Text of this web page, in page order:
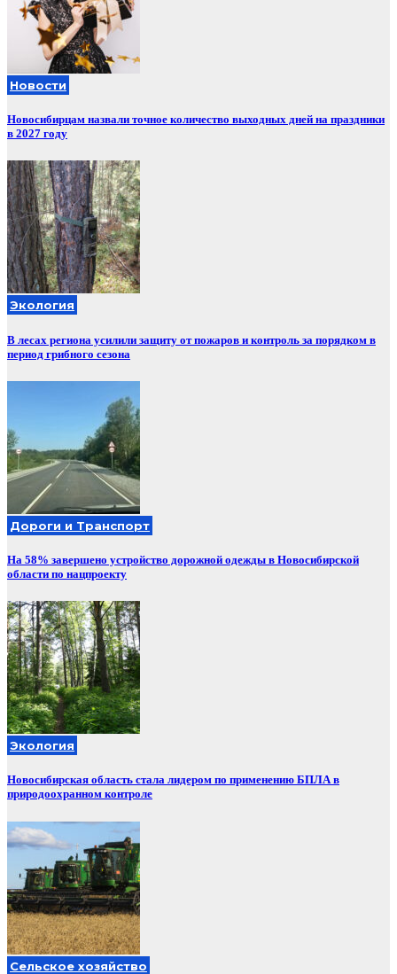
Новости
Новосибирцам назвали точное количество выходных дней на праздники
в 2027 году
Экология
В лесах региона усилили защиту от пожаров и контроль за порядком в
период грибного сезона
Дороги и Транспорт
На 58% завершено устройство дорожной одежды в Новосибирской
области по нацпроекту
Экология
Новосибирская область стала лидером по применению БПЛА в
природоохранном контроле
Сельское хозяйство